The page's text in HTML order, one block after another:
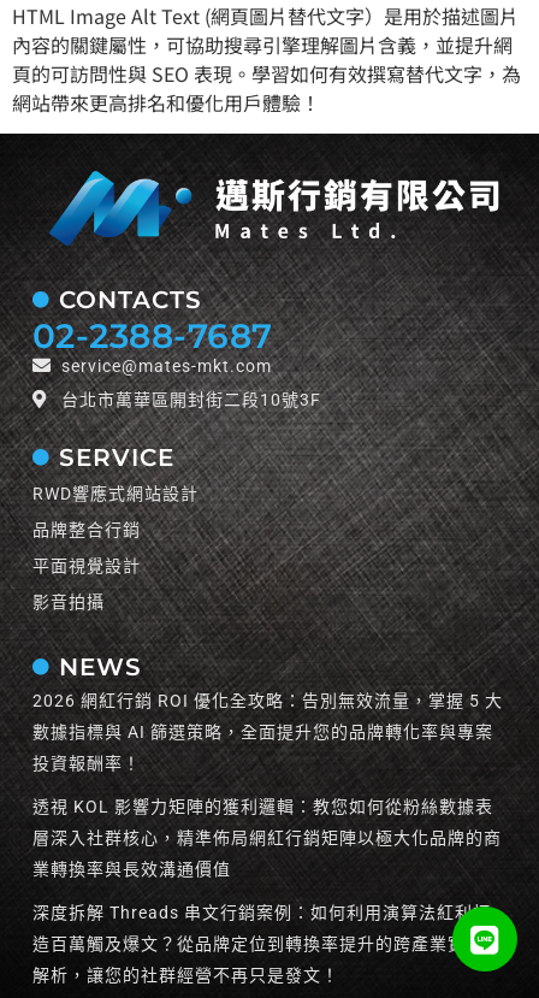
HTML Image Alt Text (網頁圖片替代文字）是用於描述圖片
內容的關鍵屬性，可協助搜尋引擎理解圖片含義，並提升網
頁的可訪問性與 SEO 表現。學習如何有效撰寫替代文字，為
網站帶來更高排名和優化用戶體驗！
CONTACTS
02-2388-7687
service@mates-mkt.com
台北市萬華區開封街二段10號3F
SERVICE
RWD響應式網站設計
品牌整合行銷
平面視覺設計
影音拍攝
NEWS
2026 網紅行銷 ROI 優化全攻略：告別無效流量，掌握 5 大
數據指標與 AI 篩選策略，全面提升您的品牌轉化率與專案
投資報酬率！
透視 KOL 影響力矩陣的獲利邏輯：教您如何從粉絲數據表
層深入社群核心，精準佈局網紅行銷矩陣以極大化品牌的商
業轉換率與長效溝通價值
深度拆解 Threads 串文行銷案例：如何利用演算法紅利打
造百萬觸及爆文？從品牌定位到轉換率提升的跨產業實戰全
解析，讓您的社群經營不再只是發文！